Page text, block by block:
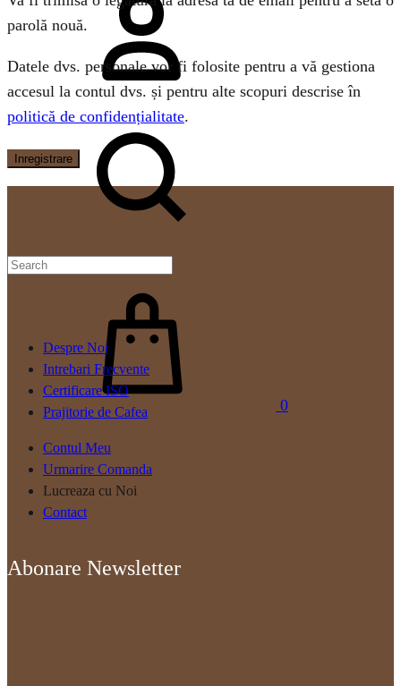
Search
0
parolă nouă.
Datele dvs. personale vor fi folosite pentru a vă gestiona
accesul la contul dvs. și pentru alte scopuri descrise în
politică de confidențialitate.
Inregistrare
Despre Noi
Intrebari Frecvente
Certificare ISO
Prajitorie de Cafea
Contul Meu
Urmarire Comanda
Lucreaza cu Noi
Contact
Abonare Newsletter